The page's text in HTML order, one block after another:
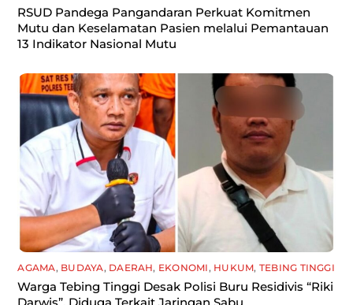
RSUD Pandega Pangandaran Perkuat Komitmen
Mutu dan Keselamatan Pasien melalui Pemantauan
13 Indikator Nasional Mutu
AGAMA, BUDAYA, DAERAH, EKONOMI , HUKUM, TEBING TINGGI
Warga Tebing Tinggi Desak Polisi Buru Residivis “Riki